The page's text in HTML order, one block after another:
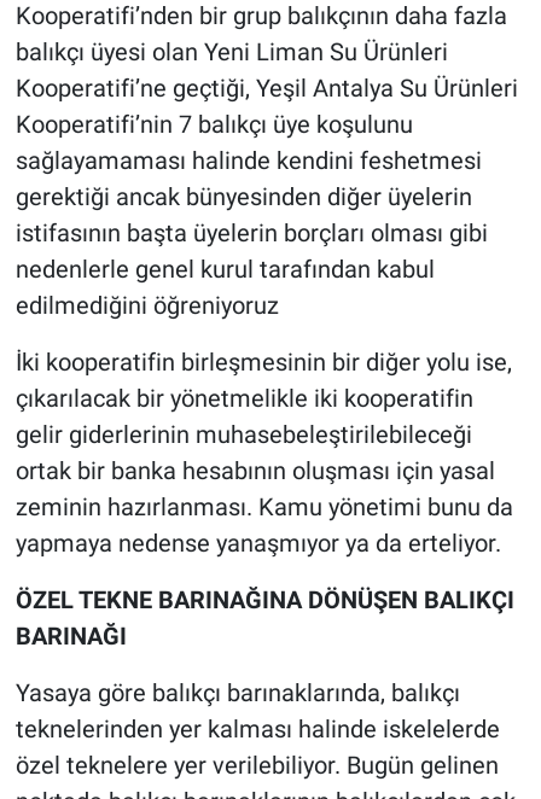
Kooperatifi’nden bir grup balıkçının daha fazla
balıkçı üyesi olan Yeni Liman Su Ürünleri
Kooperatifi’ne geçtiği, Yeşil Antalya Su Ürünleri
Kooperatifi’nin 7 balıkçı üye koşulunu
sağlayamaması halinde kendini feshetmesi
gerektiği ancak bünyesinden diğer üyelerin
istifasının başta üyelerin borçları olması gibi
nedenlerle genel kurul tarafından kabul
edilmediğini öğreniyoruz
İki kooperatifin birleşmesinin bir diğer yolu ise,
çıkarılacak bir yönetmelikle iki kooperatifin
gelir giderlerinin muhasebeleştirilebileceği
ortak bir banka hesabının oluşması için yasal
zeminin hazırlanması. Kamu yönetimi bunu da
yapmaya nedense yanaşmıyor ya da erteliyor.
ÖZEL TEKNE BARINAĞINA DÖNÜŞEN BALIKÇI
BARINAĞI
Yasaya göre balıkçı barınaklarında, balıkçı
teknelerinden yer kalması halinde iskelelerde
özel teknelere yer verilebiliyor. Bugün gelinen